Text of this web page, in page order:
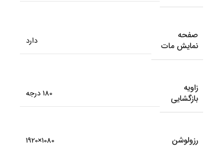
صفحه
نمایش مات
دارد
زاویه
بازگشایی
180 درجه
رزولوشن 1080×1920